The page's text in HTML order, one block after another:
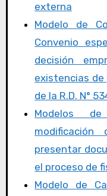
externa
Modelo de
Convenio
decisión
existencias
de la R.D. N°
Modelos
presentar
el proceso de
Modelo de